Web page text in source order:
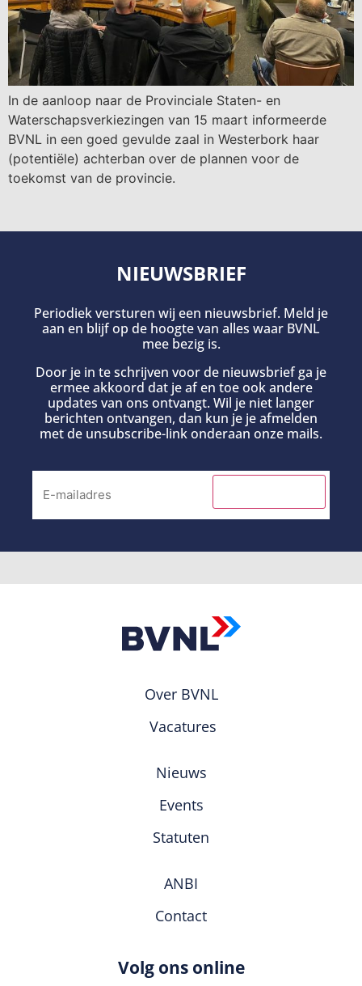
In de aanloop naar de Provinciale Staten- en
Waterschapsverkiezingen van 15 maart informeerde
BVNL in een goed gevulde zaal in Westerbork haar
(potentiële) achterban over de plannen voor de
toekomst van de provincie.
NIEUWSBRIEF
Periodiek versturen wij een nieuwsbrief. Meld je
aan en blijf op de hoogte van alles waar BVNL
mee bezig is.
Door je in te schrijven voor de nieuwsbrief ga je
ermee akkoord dat je af en toe ook andere
updates van ons ontvangt. Wil je niet langer
berichten ontvangen, dan kun je je afmelden
met de unsubscribe-link onderaan onze mails.
Over BVNL
Vacatures
Nieuws
Events
Statuten
ANBI
Contact
Volg ons online